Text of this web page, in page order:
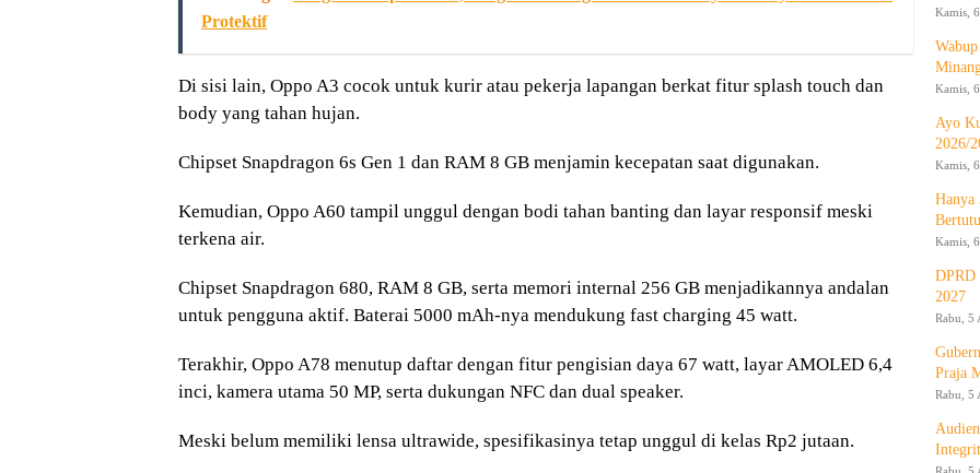
Protektif
Di sisi lain, Oppo A3 cocok untuk kurir atau pekerja lapangan berkat fitur splash touch dan
body yang tahan hujan.
Chipset Snapdragon 6s Gen 1 dan RAM 8 GB menjamin kecepatan saat digunakan.
Kemudian, Oppo A60 tampil unggul dengan bodi tahan banting dan layar responsif meski
terkena air.
Chipset Snapdragon 680, RAM 8 GB, serta memori internal 256 GB menjadikannya andalan
untuk pengguna aktif. Baterai 5000 mAh-nya mendukung fast charging 45 watt.
Terakhir, Oppo A78 menutup daftar dengan fitur pengisian daya 67 watt, layar AMOLED 6,4
inci, kamera utama 50 MP, serta dukungan NFC dan dual speaker.
Meski belum memiliki lensa ultrawide, spesifikasinya tetap unggul di kelas Rp2 jutaan.
Kamis,
Kamis,
Ayo
2026/
Kamis,
Hanya
Kamis,
DPRD
2027
Rabu, 5
Praja
Rabu, 5